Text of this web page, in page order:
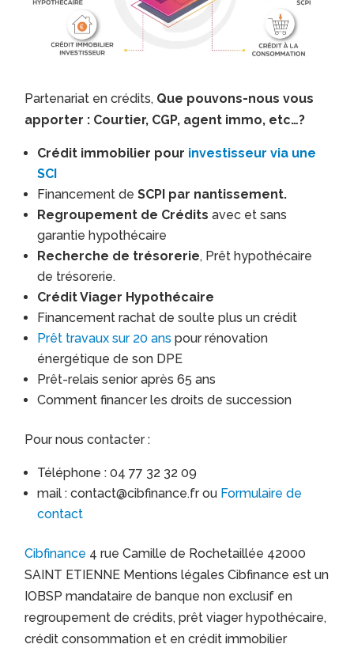
Partenariat en crédits, Que pouvons-nous vous
apporter : Courtier, CGP, agent immo, etc…?
Crédit immobilier pour investisseur via une
SCI
Financement deSCPI par nantissement.
Regroupement de Créditsavec et sans
garantie hypothécaire
Recherche de trésorerie, Prêt hypothécaire
de trésorerie.
Crédit Viager Hypothécaire
Financement rachat de soulte plus un crédit
Prêt travaux sur 20 ans pour rénovation
énergétique de son DPE
Prêt-relais senior après 65 ans
Comment financer les droits de succession
Pour nous contacter :
Téléphone : 04 77 32 32 09
mail : contact@cibfinance.fr ou Formulaire de
contact
Cibfinance 4 rue Camille de Rochetaillée 42000
SAINT ETIENNE Mentions légales Cibfinance est un
IOBSP mandataire de banque non exclusif en
regroupement de crédits, prêt viager hypothécaire,
crédit consommation et en crédit immobilier